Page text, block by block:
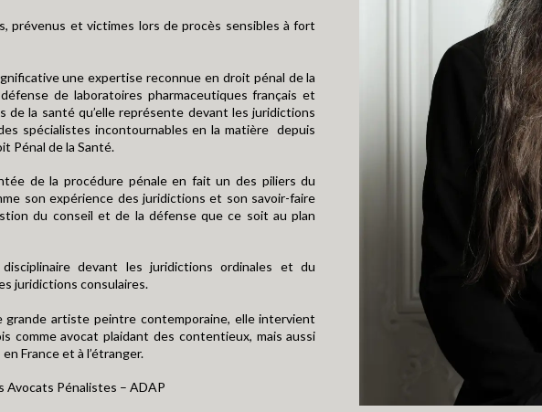
prévenus et victimes lors de procès sensibles à fort
une expertise reconnue en droit pénal de la
de laboratoires pharmaceutiques français et
de la santé qu’elle représente devant les juridictions
spécialistes incontournables en la matière depuis
Pénal de la Santé.
de la procédure pénale en fait un des piliers du
son expérience des juridictions et son savoir-faire
du conseil et de la défense que ce soit au plan
devant les juridictions ordinales et du
juridictions consulaires.
grande artiste peintre contemporaine, elle intervient
comme avocat plaidant des contentieux, mais aussi
France et à l’étranger.
Avocats Pénalistes – ADAP